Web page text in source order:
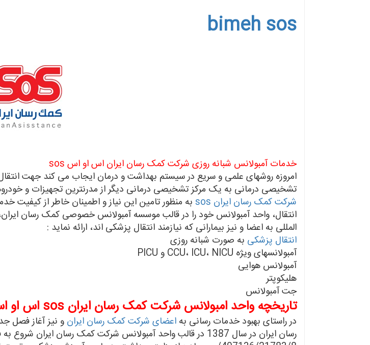
bimeh sos
خدمات آمبولانس شبانه روزی شرکت کمک رسان ایران اس او اس sos
امروزه روشهای علمی و سریع در سیستم بهداشت و درمان ایجاب می کند جهت
تشخیصی درمانی به یک مرکز تشخیصی درمانی دیگر از مدرنترین تجهیزات و
شرکت کمک رسان ایران sos
به منظور تامین این نیاز و اطمینان خاطر از کیفیت
انتقال، واحد آمبولانس خود را در قالب موسسه آمبولانس خصوصی کمک رسان
المللی به اعضا و نیز بیمارانی که نیازمند انتقال پزشکی اند، ارائه نماید :
انتقال پزشکی به صورت شبانه روزی
آمبولانسهای ویژه CCU، ICU، NICU و PICU
آمبولانس هوایی
هلیکوپتر
جت آمبولانس
تاریخچه واحد امبولانس شرکت کمک رسان ایران sos اس او اس
در راستای بهبود خدمات رسانی به اعضای شرکت کمک رسان ایران و نیز آغاز فصل
رسان ایران در سال 1387 در قالب واحد آمبولانس شرکت کمک رسان